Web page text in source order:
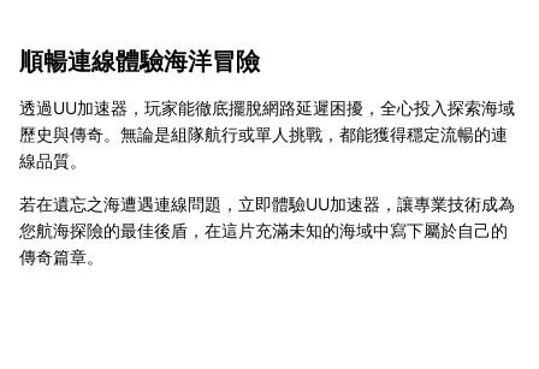
順暢連線體驗海洋冒險
透過UU加速器，玩家能徹底擺脫網路延遲困擾，全心投入探索海域
歷史與傳奇。無論是組隊航行或單人挑戰，都能獲得穩定流暢的連
線品質。
若在遺忘之海遭遇連線問題，立即體驗UU加速器，讓專業技術成為
您航海探險的最佳後盾，在這片充滿未知的海域中寫下屬於自己的
傳奇篇章。